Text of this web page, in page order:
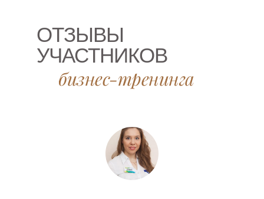
ОТЗЫВЫ
УЧАСТНИКОВ
бизнес-тренинга